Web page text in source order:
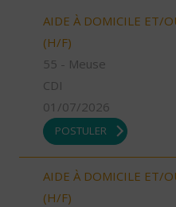
AIDE À DOMICILE ET/
(H/F)
55 - Meuse
CDI
01/07/2026
POSTULER
AIDE À DOMICILE ET/
(H/F)